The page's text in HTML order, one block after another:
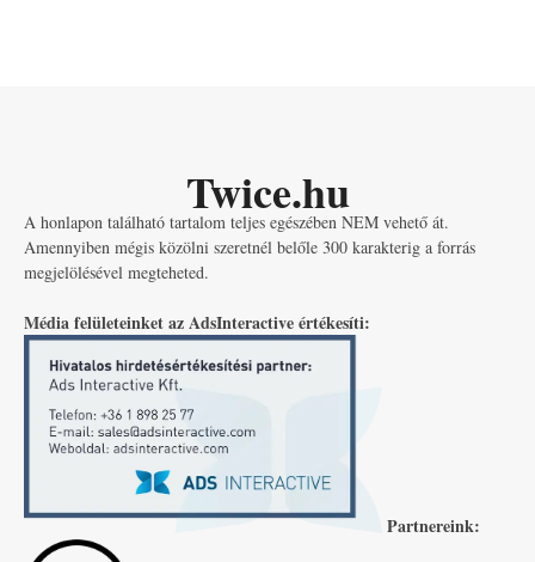
Twice.hu
A honlapon található tartalom teljes egészében NEM vehető át.
Amennyiben mégis közölni szeretnél belőle 300 karakterig a forrás
megjelölésével megteheted.
Média felületeinket az AdsInteractive értékesíti:
Partnereink: